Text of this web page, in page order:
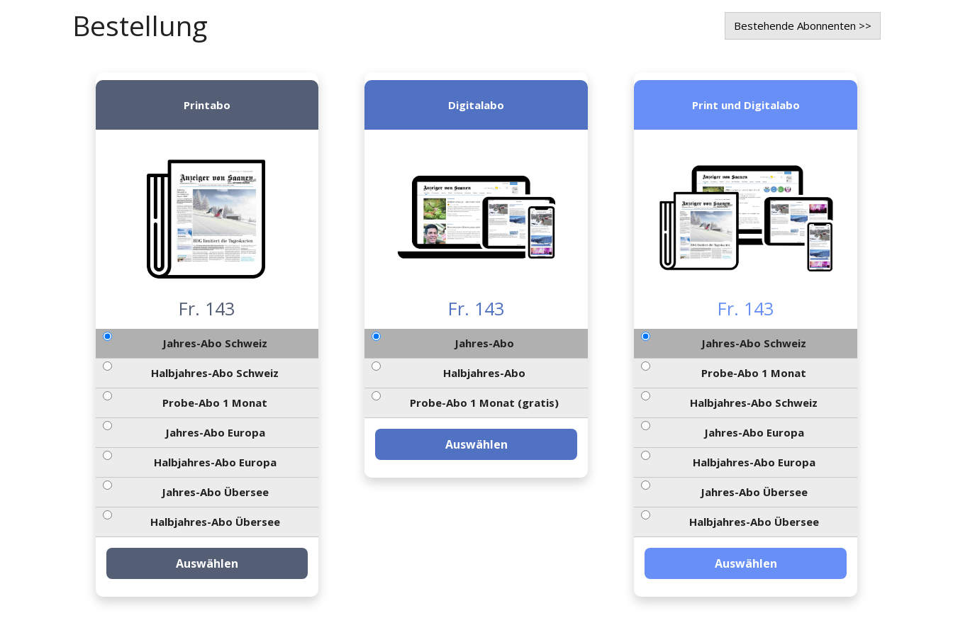
Bestellung Bestehende Abonnenten >>
Printabo
Fr. 143
Jahres-Abo Schweiz
Halbjahres-Abo Schweiz
Probe-Abo 1 Monat
Jahres-Abo Europa
Halbjahres-Abo Europa
Jahres-Abo Übersee
Halbjahres-Abo Übersee
Auswählen
Digitalabo
Fr. 143
Jahres-Abo
Halbjahres-Abo
Probe-Abo 1 Monat (gratis)
Auswählen
Print und Digitalabo
Fr. 143
Jahres-Abo Schweiz
Probe-Abo 1 Monat
Halbjahres-Abo Schweiz
Jahres-Abo Europa
Halbjahres-Abo Europa
Jahres-Abo Übersee
Halbjahres-Abo Übersee
Auswählen